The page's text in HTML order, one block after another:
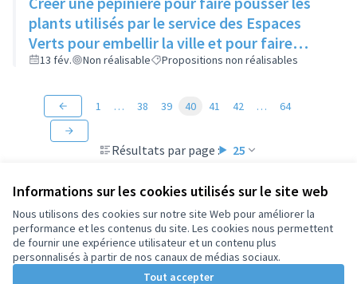
Informations sur les cookies utilisés sur le site web
Nous utilisons des cookies sur notre site Web pour améliorer la
performance et les contenus du site. Les cookies nous permettent
de fournir une expérience utilisateur et un contenu plus
personnalisés à partir de nos canaux de médias sociaux.
Tout accepter
plants utilisés par le service des Espaces
Verts pour embellir la ville et pour faire
profiter les habitants le souhaitant de
délaissés
13 fév. Non réalisable Propositions non réalisables
Résultats par page : 25
1 … 38 39 40 41 42 … 64
Conditions d'utilisation
Paramètres des cookies